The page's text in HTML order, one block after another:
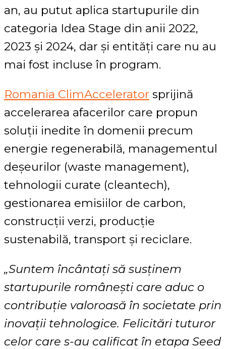
an, au putut aplica startupurile din
categoria Idea Stage din anii 2022,
2023 și 2024, dar și entități care nu au
mai fost incluse în program.
Romania ClimAccelerator sprijină
accelerarea afacerilor care propun
soluții inedite în domenii precum
energie regenerabilă, managementul
deșeurilor (waste management),
tehnologii curate (cleantech),
gestionarea emisiilor de carbon,
construcții verzi, producție
sustenabilă, transport și reciclare.
„Suntem încântați să susținem
startupurile românești care aduc o
contribuție valoroasă în societate prin
inovații tehnologice. Felicitări tuturor
celor care s-au calificat în etapa Seed